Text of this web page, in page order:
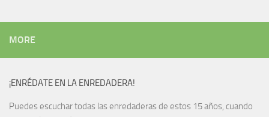
MORE
¡ENRÉDATE EN LA ENREDADERA!
Puedes escuchar todas las enredaderas de estos 15 años, cuando